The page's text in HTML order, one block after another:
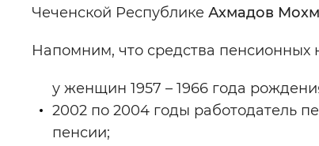
Чеченской Республике Ахмадов
Напомним, что средства
у женщин 1957 – 1966 года
2002 по 2004 годы работодатель
пенсии;